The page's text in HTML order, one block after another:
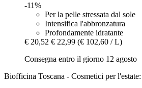
-11%
Per la pelle stressata dal sole
Intensifica l'abbronzatura
Profondamente idratante
€ 20,52 € 22,99 (€ 102,60 / L)
Consegna entro il giorno 12 agosto
Biofficina Toscana - Cosmetici per